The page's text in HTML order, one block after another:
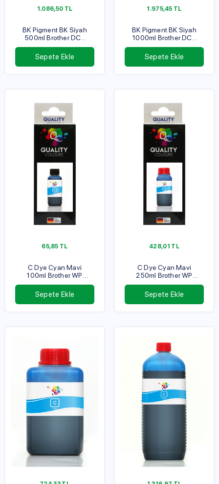
1.086,50 TL
BK Pigment BK Siyah
500ml Brother DCP
Serisi
Sepete Ekle
1.975,45 TL
BK Pigment BK Siyah
1000ml Brother DCP
Serisi
Sepete Ekle
65,85 TL
C Dye Cyan Mavi
100ml Brother WP
Serisi
Sepete Ekle
428,01 TL
C Dye Cyan Mavi
250ml Brother WP
Serisi
Sepete Ekle